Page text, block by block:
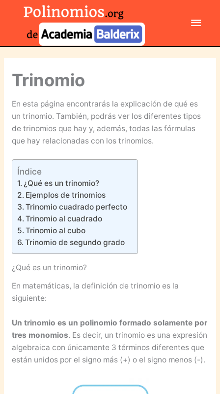
contenido
Trinomio
En esta página encontrarás la explicación de qué es
un trinomio. También, podrás ver los diferentes tipos
de trinomios que hay y, además, todas las fórmulas
que hay relacionadas con los trinomios.
Índice
¿Qué es un trinomio?
Ejemplos de trinomios
Trinomio cuadrado perfecto
Trinomio al cuadrado
Trinomio al cubo
Trinomio de segundo grado
¿Qué es un trinomio?
En matemáticas, la definición de trinomio es la
siguiente:
Un trinomio es un polinomio formado solamente por
tres monomios. Es decir, un trinomio es una expresión
algebraica con únicamente 3 términos diferentes que
están unidos por el signo más (+) o el signo menos (-).